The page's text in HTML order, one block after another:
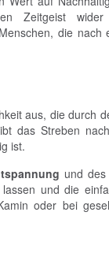
Zeitgeist
die nach
aus, die durch
das Streben
ist.
und
und die
oder bei